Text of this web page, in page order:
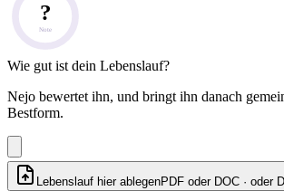
?
Note
Wie gut ist dein Lebenslauf?
Nejo bewertet ihn, und bringt ihn danach
Bestform.
Lebenslauf hier ablegenPDF oder DOC · oder